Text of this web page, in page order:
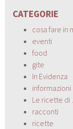
CATEGORIE
cosa fare in
eventi
food
gite
In Evidenza
informazioni
Le ricette di
racconti
ricette